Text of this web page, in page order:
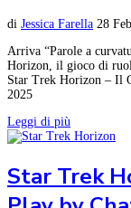
di Jessica Farella 28
Arriva “Parole a
Horizon, il gioco di
Star Trek Horizon – Il
2025
Leggi di più
Star Trek